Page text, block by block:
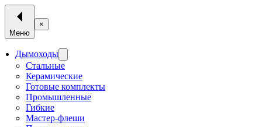
Меню
×
Дымоходы
Стальные
Керамические
Готовые комплекты
Промышленные
Гибкие
Мастер-флеши